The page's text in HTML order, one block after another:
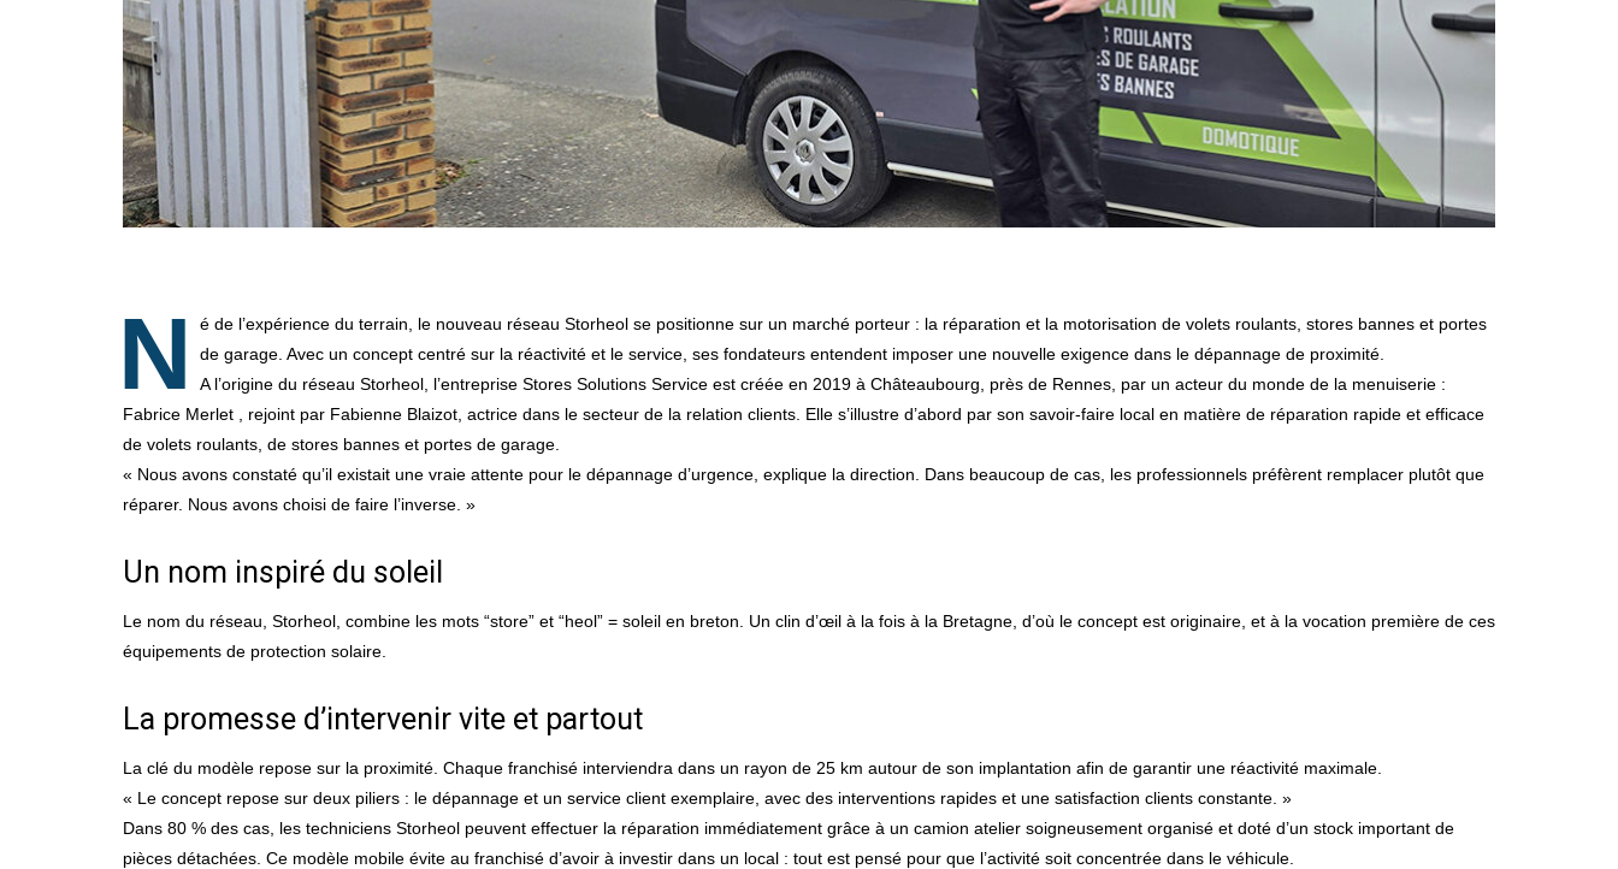
N
é de l’expérience du terrain, le nouveau réseau Storheol se positionne sur un marché porteur : la réparation et la motorisation de volets roulants, stores bannes et portes
de garage. Avec un concept centré sur la réactivité et le service, ses fondateurs entendent imposer une nouvelle exigence dans le dépannage de proximité.
A l’origine du réseau Storheol, l’entreprise Stores Solutions Service est créée en 2019 à Châteaubourg, près de Rennes, par un acteur du monde de la menuiserie :
Fabrice Merlet , rejoint par Fabienne Blaizot, actrice dans le secteur de la relation clients. Elle s’illustre d’abord par son savoir-faire local en matière de réparation rapide et efficace
de volets roulants, de stores bannes et portes de garage.
« Nous avons constaté qu’il existait une vraie attente pour le dépannage d’urgence, explique la direction. Dans beaucoup de cas, les professionnels préfèrent remplacer plutôt que
réparer. Nous avons choisi de faire l’inverse. »
Un nom inspiré du soleil
Le nom du réseau, Storheol, combine les mots “store” et “heol” = soleil en breton. Un clin d’œil à la fois à la Bretagne, d’où le concept est originaire, et à la vocation première de ces
équipements de protection solaire.
La promesse d’intervenir vite et partout
La clé du modèle repose sur la proximité. Chaque franchisé interviendra dans un rayon de 25 km autour de son implantation afin de garantir une réactivité maximale.
« Le concept repose sur deux piliers : le dépannage et un service client exemplaire, avec des interventions rapides et une satisfaction clients constante. »
Dans 80 % des cas, les techniciens Storheol peuvent effectuer la réparation immédiatement grâce à un camion atelier soigneusement organisé et doté d’un stock important de
pièces détachées. Ce modèle mobile évite au franchisé d’avoir à investir dans un local : tout est pensé pour que l’activité soit concentrée dans le véhicule.